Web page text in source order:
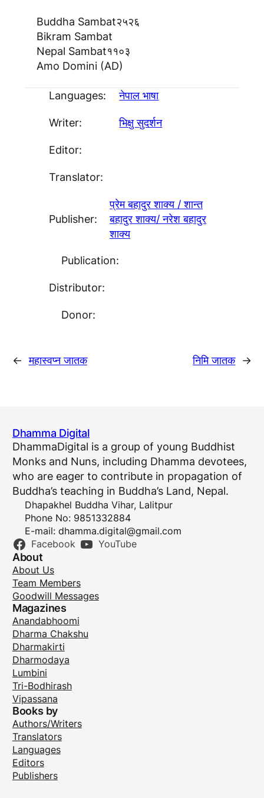
Buddha Sambat२५२६
Bikram Sambat
Nepal Sambat११०३
Amo Domini (AD)
Languages: नेपाल भाषा
Writer: भिक्षु सुदर्शन
Editor:
Translator:
Publisher:
प्रेम बहादुर शाक्य / शान्त
बहादुर शाक्य/ नरेश बहादुर
शाक्य
Publication:
Distributor:
Donor:
← महास्वप्न जातक निमि जातक →
Dhamma Digital
DhammaDigital is a group of young Buddhist
Monks and Nuns, including Dhamma devotees,
who are eager to contribute in propagation of
Buddha’s teaching in Buddha’s Land, Nepal.
Dhapakhel Buddha Vihar, Lalitpur
Phone No: 9851332884
E-mail: dhamma.digital@gmail.com
Facebook YouTube
About
About Us
Team Members
Goodwill Messages
Magazines
Anandabhoomi
Dharma Chakshu
Dharmakirti
Dharmodaya
Lumbini
Tri-Bodhirash
Vipassana
Books by
Authors/Writers
Translators
Languages
Editors
Publishers